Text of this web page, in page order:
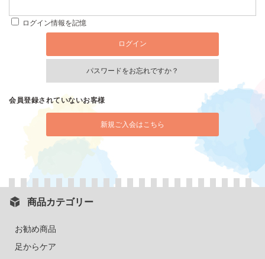
ログイン情報を記憶
パスワードをお忘れですか？
会員登録されていないお客様
新規ご入会はこちら
商品カテゴリー
お勧め商品
足からケア